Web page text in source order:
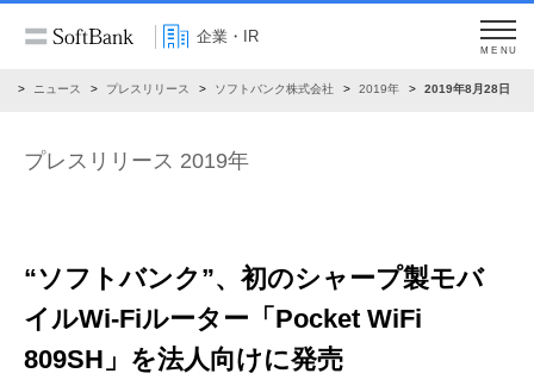
企業・IR
MENU
ニュース プレスリリース ソフトバンク株式会社 2019年 2019年8月28日
プレスリリース 2019年
“ソフトバンク”、初のシャープ製モバ
イルWi-Fiルーター 「Pocket WiFi
809SH」を法人向けに発売